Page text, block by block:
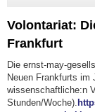
Volontariat:
Frankfurt
Die ernst-may-
Neuen Frankfurts im
wissenschaftliche:n
Stun­den/Wo­che).